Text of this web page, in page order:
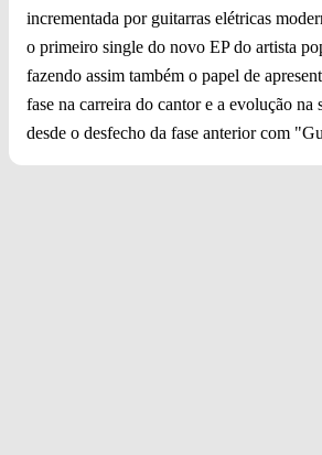
incrementada por guitarras elétricas
o primeiro single do novo EP do artista
fazendo assim também o papel de
fase na carreira do cantor e a evolução na
desde o desfecho da fase anterior com